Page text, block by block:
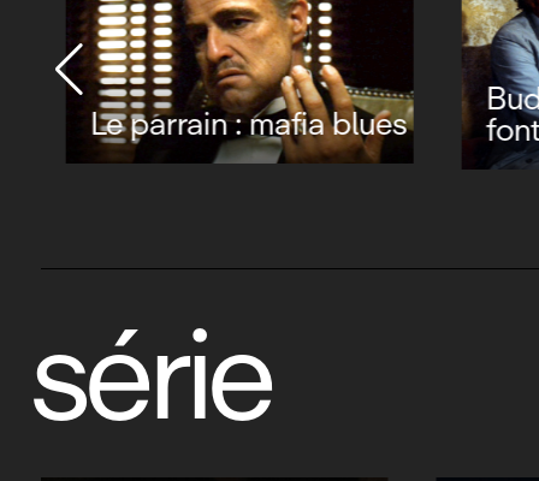
Buddy movie, les deux
font la paire
Will
série